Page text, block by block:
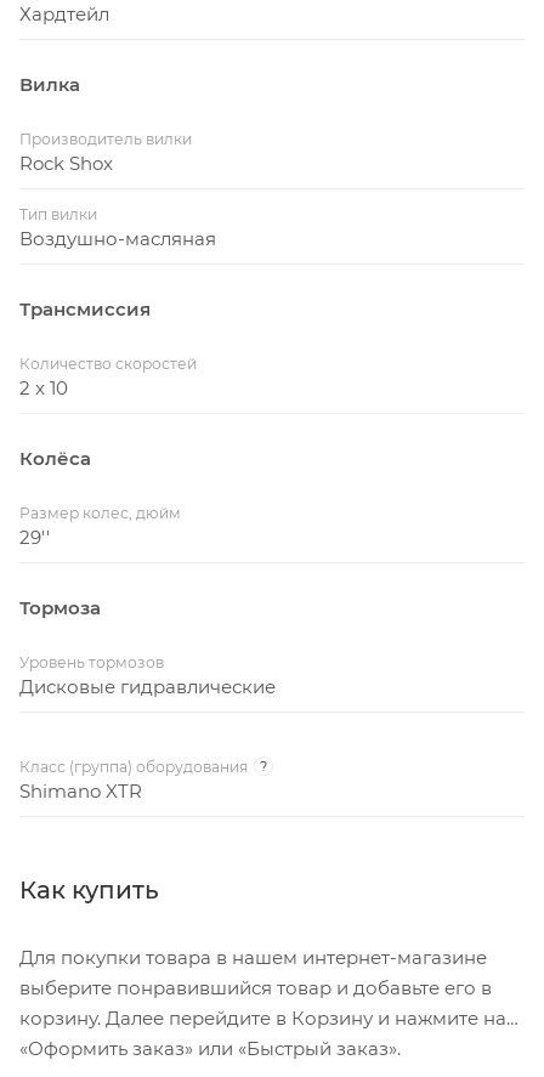
Хардтейл
Вилка
Производитель вилки
Rock Shox
Тип вилки
Воздушно-масляная
Трансмиссия
Количество скоростей
2 x 10
Колёса
Размер колес, дюйм
29''
Тормоза
Уровень тормозов
Дисковые гидравлические
Класс (группа) оборудования ?
Shimano XTR
Как купить
Для покупки товара в нашем интернет-магазине
выберите понравившийся товар и добавьте его в
корзину. Далее перейдите в Корзину и нажмите на
«Оформить заказ» или «Быстрый заказ».